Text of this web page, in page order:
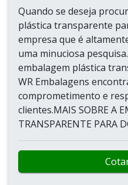
Quando se deseja
plástica transparente
empresa que é
uma minuciosa
embalagem plástica
WR Embalagens
comprometimento e
clientes.MAIS SOBRE A
TRANSPARENTE PARA